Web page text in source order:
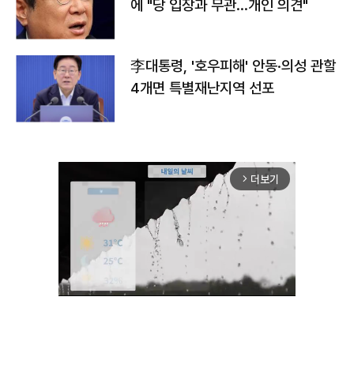
에 "당 입장과 무관…개인 의견"
李대통령, '호우피해' 안동·의성 관할
4개면 특별재난지역 선포
arrow_forward_ios 더보기